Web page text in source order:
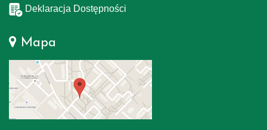
Deklaracja Dostępności
Mapa